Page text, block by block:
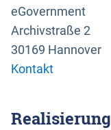
eGovernment
Archivstraße 2
30169 Hannover
Kontakt
Realisierung